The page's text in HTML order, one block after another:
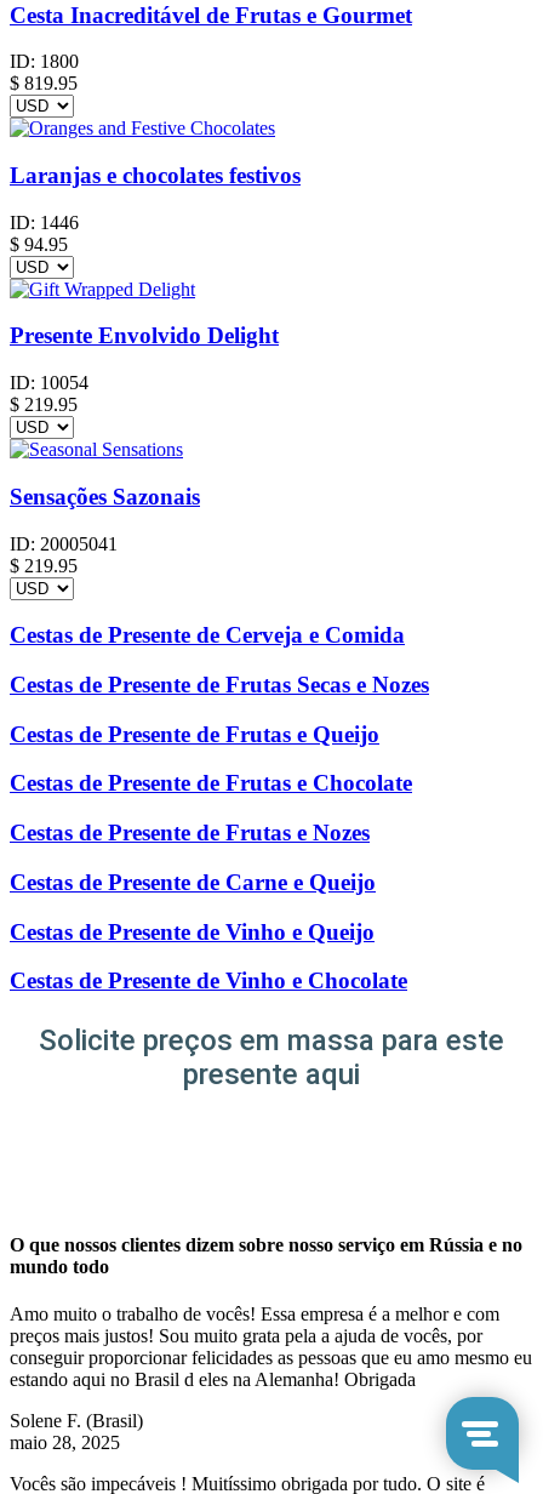
Cesta Inacreditável de Frutas e Gourmet
ID: 1800
$ 819.95
Laranjas e chocolates festivos
ID: 1446
$ 94.95
Presente Envolvido Delight
ID: 10054
$ 219.95
Sensações Sazonais
ID: 20005041
$ 219.95
Cestas de Presente de Cerveja e Comida
Cestas de Presente de Frutas Secas e Nozes
Cestas de Presente de Frutas e Queijo
Cestas de Presente de Frutas e Chocolate
Cestas de Presente de Frutas e Nozes
Cestas de Presente de Carne e Queijo
Cestas de Presente de Vinho e Queijo
Cestas de Presente de Vinho e Chocolate
Solicite preços em massa para este
presente aqui
O que nossos clientes dizem sobre nosso serviço em Rússia e no
mundo todo
Amo muito o trabalho de vocês! Essa empresa é a melhor e com
preços mais justos! Sou muito grata pela a ajuda de vocês, por
conseguir proporcionar felicidades as pessoas que eu amo mesmo eu
estando aqui no Brasil d eles na Alemanha! Obrigada
Solene F. (Brasil)
maio 28, 2025
Vocês são impecáveis ! Muitíssimo obrigada por tudo. O site é